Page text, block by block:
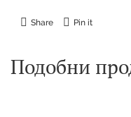
Share Pin it
Подобни